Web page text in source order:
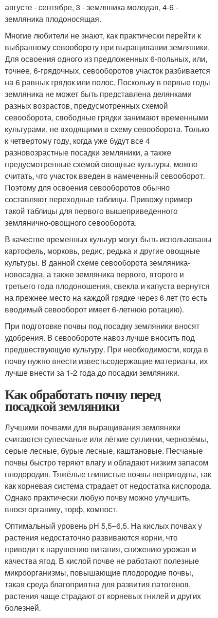
августе - сентябре, 3 - земляника молодая, 4-6 -
земляника плодоносящая.
Многие любители не знают, как практически перейти к
выбранному севообороту при выращивании земляники.
Для освоения одного из предложенных 6-польных, или,
точнее, 6-грядочных, севооборотов участок разбивается
на 6 равных грядок или полос. Поскольку в первые годы
земляника не может быть представлена делянками
разных возрастов, предусмотренных схемой
севооборота, свободные грядки занимают временными
культурами, не входящими в схему севооборота. Только
к четвертому году, когда уже будут все 4
разновозрастные посадки земляники, а также
предусмотренные схемой овощные культуры, можно
считать, что участок введен в намеченный севооборот.
Поэтому для освоения севооборотов обычно
составляют переходные таблицы. Привожу пример
такой таблицы для первого вышеприведенного
землянично-овощного севооборота.
В качестве временных культур могут быть использованы
картофель, морковь, редис, редька и другие овощные
культуры. В данной схеме севооборота земляника-
новосадка, а также земляника первого, второго и
третьего года плодоношения, свекла и капуста вернутся
на прежнее место на каждой грядке через 6 лет (то есть
вводимый севооборот имеет 6-летнюю ротацию).
При подготовке почвы под посадку земляники вносят
удобрения. В севообороте навоз лучше вносить под
предшествующую культуру. При необходимости, когда в
почву нужно внести известьсодержащие материалы, их
лучше внести за 1-2 года до посадки земляники.
Как обработать почву перед
посадкой земляники
Лучшими почвами для выращивания земляники
считаются супесчаные или лёгкие суглинки, чернозёмы,
серые лесные, бурые лесные, каштановые. Песчаные
почвы быстро теряют влагу и обладают низким запасом
плодородия. Тяжёлые глинистые почвы непригодны, так
как корневая система страдает от недостатка кислорода.
Однако практически любую почву можно улучшить,
внося органику, торф, компост.
Оптимальный уровень pH 5,5–6,5. На кислых почвах у
растения недостаточно развиваются корни, что
приводит к нарушению питания, снижению урожая и
качества ягод. В кислой почве не работают полезные
микроорганизмы, повышающие плодородие почвы,
такая среда благоприятна для развития патогенов,
растения чаще страдают от корневых гнилей и других
болезней.